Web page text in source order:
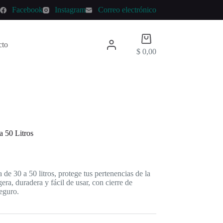
Facebook Instagram Correo electrónico
Carro
de
compra
$0,00
50 Litros
30 a 50 litros, protege tus pertenencias de la
duradera y fácil de usar, con cierre de